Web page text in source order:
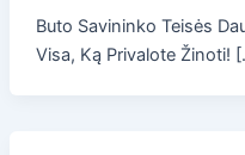
Buto Savininko Teisės
Visa, Ką Privalote Žinoti!